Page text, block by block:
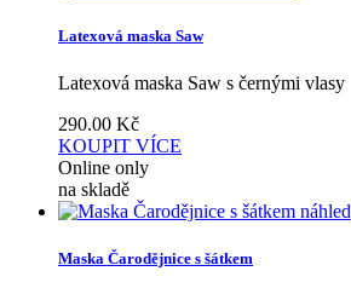
Latexová maska Saw
Latexová maska Saw s černými vlasy
290.00 Kč
KOUPIT VÍCE
Online only
na skladě
náhled
Maska Čarodějnice s šátkem